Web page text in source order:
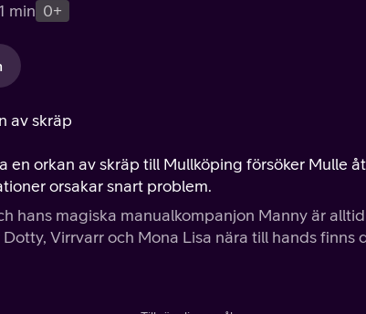
min 0+
av skräp
en orkan av skräp till Mullköping försöker Mulle
orsakar snart problem.
hans magiska manualkompanjon Manny är
Virrvarr och Mona Lisa nära till hands finns